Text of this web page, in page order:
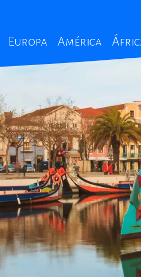
Main
navigation
Europa América